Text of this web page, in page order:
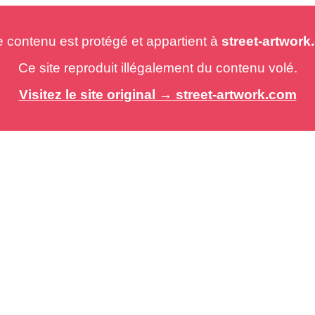
est protégé et appartient à street-
Ce site reproduit illégalement du contenu volé.
Visitez le site original → street-artwork.com